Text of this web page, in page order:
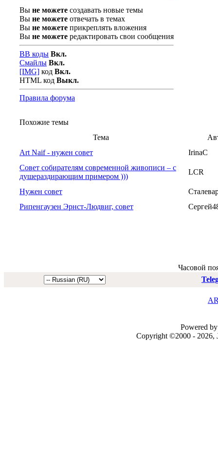
Вы не можете создавать новые темы
Вы не можете отвечать в темах
Вы не можете прикреплять вложения
Вы не можете редактировать свои сообщения
BB коды Вкл.
Смайлы Вкл.
[IMG] код Вкл.
HTML код Выкл.
Правила форума
Похожие темы
Тема
Art Naif - нужен совет
IrinaC
Совет собирателям современной живописи – с
душераздирающим примером )))
LCR
Нужен совет
Рипенгаузен Эрнст-Людвиг, совет
Часовой
Powered
Copyright ©2000 - 2026,